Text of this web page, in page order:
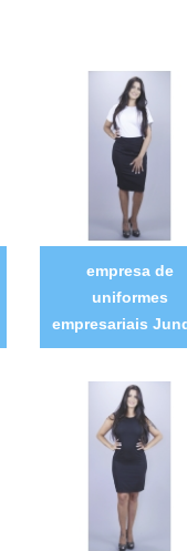
empresa de
uniformes
empresariais